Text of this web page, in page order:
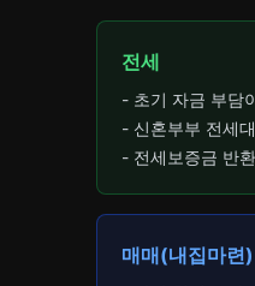
전세
- 초기 자금 부담
- 신혼부부 전세
- 전세보증금 반
매매(내집마련)